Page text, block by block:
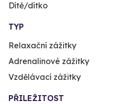
Dítě/dítko
TYP
Relaxační zážitky
Adrenalinové zážitky
Vzdělávací zážitky
PŘILEŽITOST